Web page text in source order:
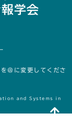
変更してくださ
and Systems in